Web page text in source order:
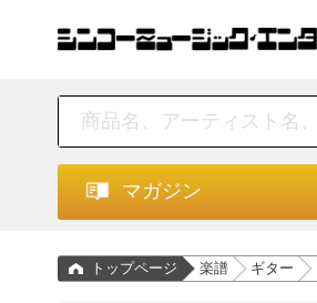
マガジン
トップページ 楽譜 ギター